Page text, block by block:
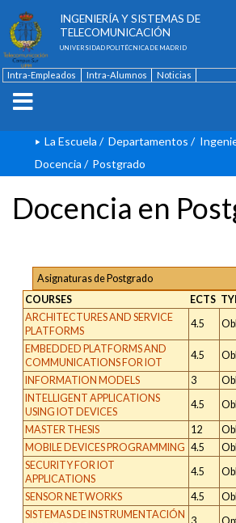
INGENIERÍA Y SISTEMAS DE
TELECOMUNICACIÓN
UNIVERSIDAD POLITÉCNICA DE MADRID
Intra-Empleados Intra-Alumnos
Noticias
La Escuela / Departamentos /
Docencia / Postgrado
Docencia en
Asignaturas de Postgrado
COURSES
ECTS
ARCHITECTURES AND SERVICE
PLATFORMS
4.5
EMBEDDED PLATFORMS AND
COMMUNICATIONS FOR IOT
4.5
INFORMATION MODELS 3
INTELLIGENT APPLICATIONS
USING IOT DEVICES
4.5
MASTER THESIS 12
MOBILE DEVICES PROGRAMMING 4.5
SECURITY FOR IOT
APPLICATIONS
4.5
SENSOR NETWORKS 4.5
SISTEMAS DE INSTRUMENTACIÓN